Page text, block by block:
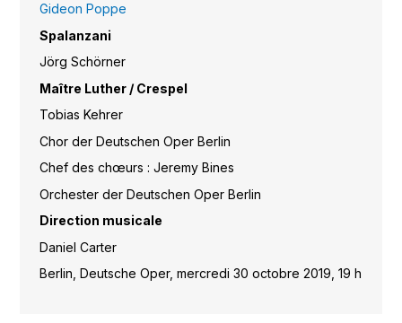
Gideon Poppe
Spalanzani
Jörg Schörner
Maître Luther / Crespel
Tobias Kehrer
Chor der Deutschen Oper Berlin
Chef des chœurs : Jeremy Bines
Orchester der Deutschen Oper Berlin
Direction musicale
Daniel Carter
Berlin, Deutsche Oper, mercredi 30 octobre 2019, 19 h